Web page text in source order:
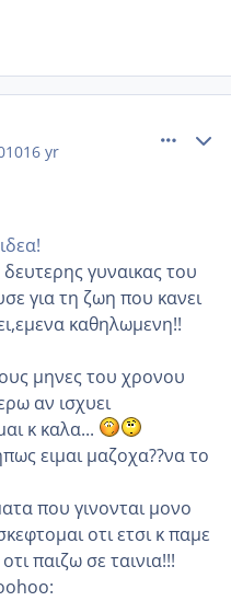
16 yr
γυναικας του
για τη ζωη που κανει
καθηλωμενη!!
μηνες του χρονου
αν ισχυει
κ καλα...
ειμαι μαζοχα??να το
που γινονται μονο
οτι ετσι κ παμε
παιζω σε ταινια!!!